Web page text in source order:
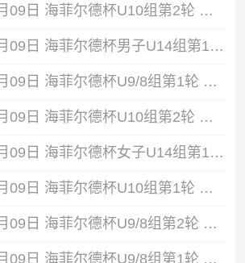
2026年08月09日 海菲尔德杯U10组第2轮 长沙飞阳少年足球队U10 VS 恒大2017红队 全场录像
2026年08月09日 海菲尔德杯男子U14组第1轮 润未来·三亚小铁人U14 VS 泰国 Thailand PT Prachuap FC Academy 男足U14 全场录像
2026年08月09日 海菲尔德杯U9/8组第1轮 俄罗斯Taifun VS 琼中男足混合U8 全场录像
2026年08月09日 海菲尔德杯U10组第2轮 广东铭途 VS 琼中女足U11 全场录像
2026年08月09日 海菲尔德杯女子U14组第1轮 琼中女足U14 VS 新加坡 Singapore 女足U14 全场录像
2026年08月09日 海菲尔德杯U10组第1轮 广州纳迅 U10 VS 重庆兆来青训 全场录像
2026年08月09日 海菲尔德杯U9/8组第2轮 昌江山海户外足球俱乐部 VS 海南御凯足球俱乐部 U8 队 全场录像
2026年08月09日 海菲尔德杯U9/8组第1轮 光明城足球俱乐部虎队U8 VS 昌江山海户外足球俱乐部 全场录像